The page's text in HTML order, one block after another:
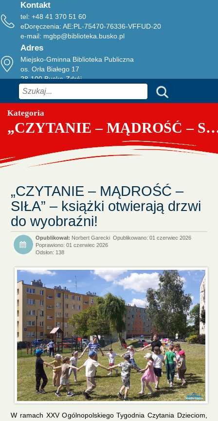
Kontakt
tel: +48 41 370 51 60
eDoręczenia: AE:PL-75470-76336-VFFUD-20
e-mail: mgbp@biblioteka.busko.pl
Adres
Miejsko-Gminna Biblioteka Publiczna
os. Orła Białego 17
28-100 Busko-Zdrój
Szukaj
Kategoria
„CZYTANIE – MĄDROŚĆ – SIŁA” – książki
„CZYTANIE – MĄDROŚĆ –
SIŁA” – książki otwierają drzwi
do wyobraźni!
Norbert Garecki Opublikowano: 01 czerwiec 2026
Poprawiono: 01 czerwiec 2026
Odsłon: 138
W ramach XXV Ogólnopolskiego Tygodnia Czytania Dzieciom,